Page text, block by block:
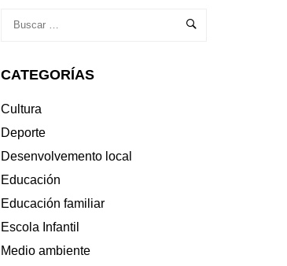
CATEGORÍAS
Cultura
Deporte
Desenvolvemento local
Educación
Educación familiar
Escola Infantil
Medio ambiente